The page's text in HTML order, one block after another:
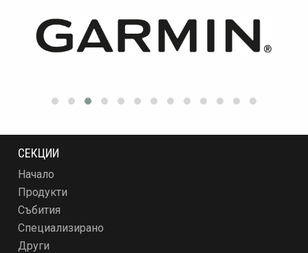
СЕКЦИИ
Начало
Продукти
Събития
Специализирано
Други